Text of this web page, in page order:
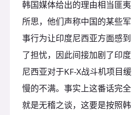
韩国媒体给出的理由相当匪夷
所思，他们声称中国的某些军
事行为让印度尼西亚方面感到
了担忧，因此间接加剧了印度
尼西亚对于KF-X战斗机项目缓
慢的不满。事实上这番话完全
就是无稽之谈，这要是按照韩